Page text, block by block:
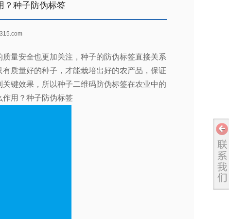
？种子防伪标签
质量安全也更加关注，种子的防伪标签直接关系
质量好的种子，才能栽培出好的农产品，保证
键效果，所以种子二维码防伪标签在农业中的
作用？种子防伪标签